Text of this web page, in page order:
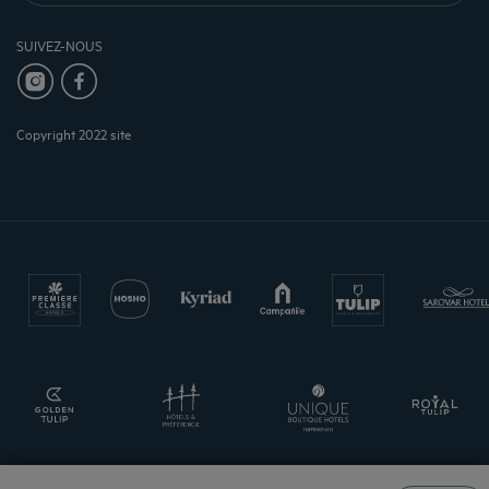
SUIVEZ-NOUS
Copyright 2022 site